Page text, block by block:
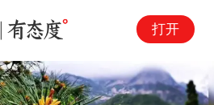
打开